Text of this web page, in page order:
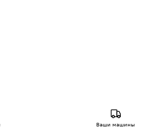
Ваши машины